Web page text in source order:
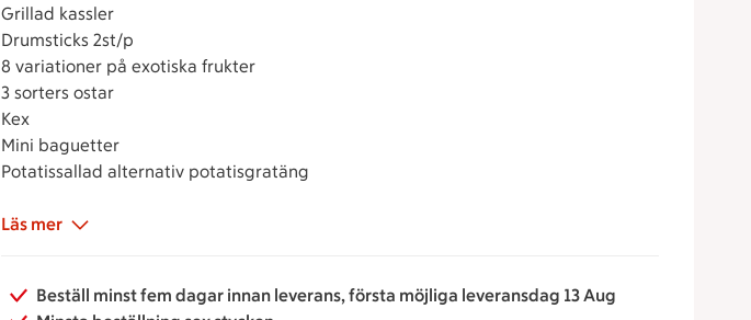
Grillad kassler
Drumsticks 2st/p
8 variationer på exotiska frukter
3 sorters ostar
Kex
Mini baguetter
Potatissallad alternativ potatisgratäng
Läs mer
Beställ minst fem dagar innan leverans, första möjliga leveransdag 13 Aug